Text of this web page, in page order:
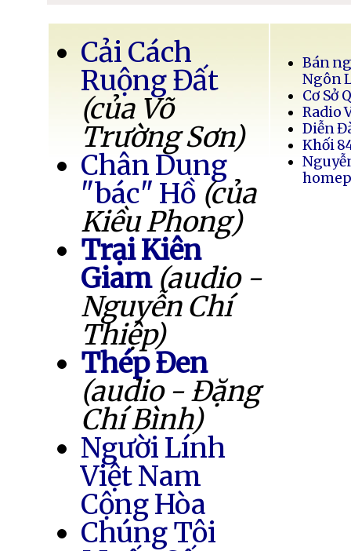
Cải Cách
Ruộng Đất
(của Võ
Trường Sơn)
Chân Dung
"bác" Hồ (của
Kiều Phong)
Trại Kiên
Giam (audio -
Nguyễn Chí
Thiệp)
Thép Đen
(audio - Đặng
Chí Bình)
Người Lính
Việt Nam
Cộng Hòa
Chúng Tôi
Bán
Ngôn
Cơ Sở
Radio
Diễn
Khối